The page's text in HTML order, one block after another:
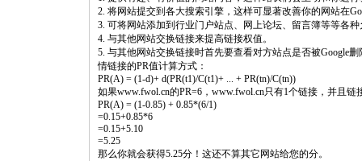
2. 将网站提交到各大搜索引擎，这样可显著改善你的网站在
3. 可将网站添加到行业门户站点、网上论坛、留言簿等等各
4. 与其他网站交换链接来提高链接权值。
5. 与其他网站交换链接时首先要查看对方站点是否被Google
情链接的PR值计算方式：
PR(A) = (1-d)+ d(PR(t1)/C(t1)+ ... + PR(tn)/C(tn))
如果www.fwol.cn的PR=6，www.fwol.cn只有1个链接，并且链
PR(A) = (1-0.85) + 0.85*(6/1)
=0.15+0.85*6
=0.15+5.10
=5.25
那么你就会获得5.25分！这还不算其它网站给您的分。